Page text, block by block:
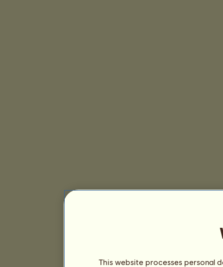
This website processes personal